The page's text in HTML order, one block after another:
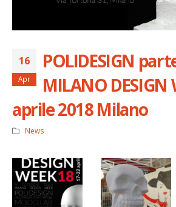
16
Apr
POLIDESIGN
MILANO DESIGN
aprile 2018 Milano
News